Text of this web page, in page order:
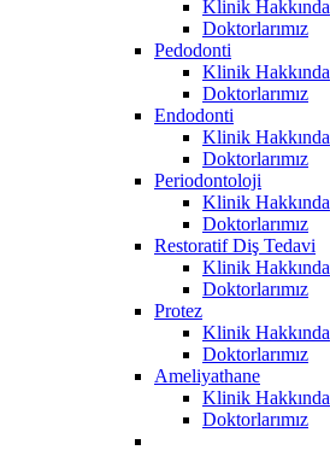
Klinik Hakkında
Doktorlarımız
Pedodonti
Klinik Hakkında
Doktorlarımız
Endodonti
Klinik Hakkında
Doktorlarımız
Periodontoloji
Klinik Hakkında
Doktorlarımız
Restoratif Diş Tedavi
Klinik Hakkında
Doktorlarımız
Protez
Klinik Hakkında
Doktorlarımız
Ameliyathane
Klinik Hakkında
Doktorlarımız